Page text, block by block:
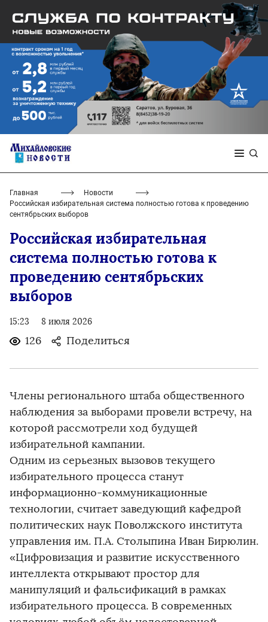
Главная
Новости
Российская избирательная система полностью готова к проведению
сентябрьских выборов
Российская избирательная
система полностью готова к
проведению сентябрьских
выборов
15:23 8 июля 2026
126 Поделиться
Члены регионального штаба общественного
наблюдения за выборами провели встречу, на
которой рассмотрели ход будущей
избирательной кампании.
Одним из серьезных вызовов текущего
избирательного процесса станут
информационно-коммуникационные
технологии, считает заведующий кафедрой
политических наук Поволжского института
управления им. П.А. Столыпина Иван Бирюлин.
«Цифровизация и развитие искусственного
интеллекта открывают простор для
манипуляций и фальсификаций в рамках
избирательного процесса. В современных